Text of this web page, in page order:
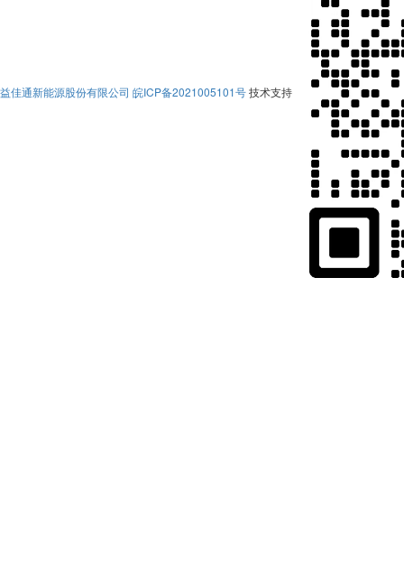
益佳通新能源股份有限公司 皖ICP备2021005101号技术支持